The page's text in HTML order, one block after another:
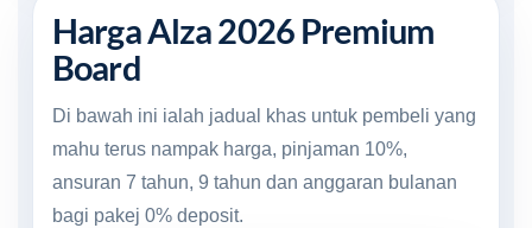
Harga Alza 2026 Premium
Board
Di bawah ini ialah jadual khas untuk pembeli yang
mahu terus nampak harga, pinjaman 10%,
ansuran 7 tahun, 9 tahun dan anggaran bulanan
bagi pakej 0% deposit.